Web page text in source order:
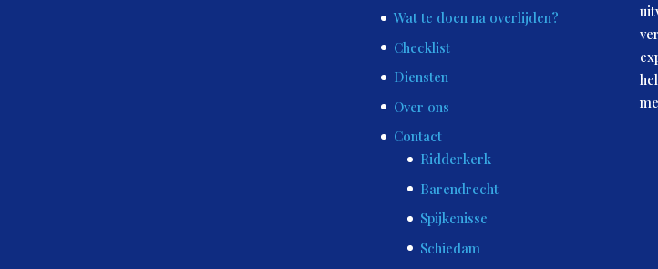
Wat te doen na overlijden?
Checklist
Diensten
Over ons
Contact
Ridderkerk
Barendrecht
Spijkenisse
Schiedam